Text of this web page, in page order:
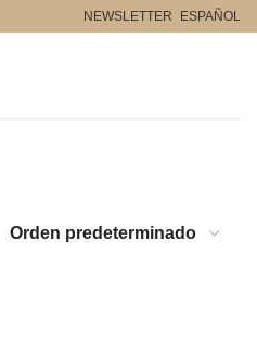
NEWSLETTER ESPAÑOL